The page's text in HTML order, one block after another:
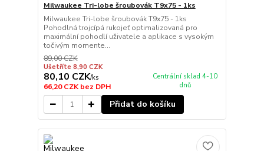
Milwaukee Tri-lobe šroubovák T9x75 - 1ks
Milwaukee Tri-lobe šroubovák T9x75 - 1ks
Pohodlná trojcípá rukojeť optimalizovaná pro
maximální pohodlí uživatele a aplikace s vysokým
točivým momente...
89,00 CZK
Ušetříte 8,90 CZK
80,10 CZK/ks
66,20 CZKbez DPH
Centrální sklad 4-10
dnů
Přidat do košíku